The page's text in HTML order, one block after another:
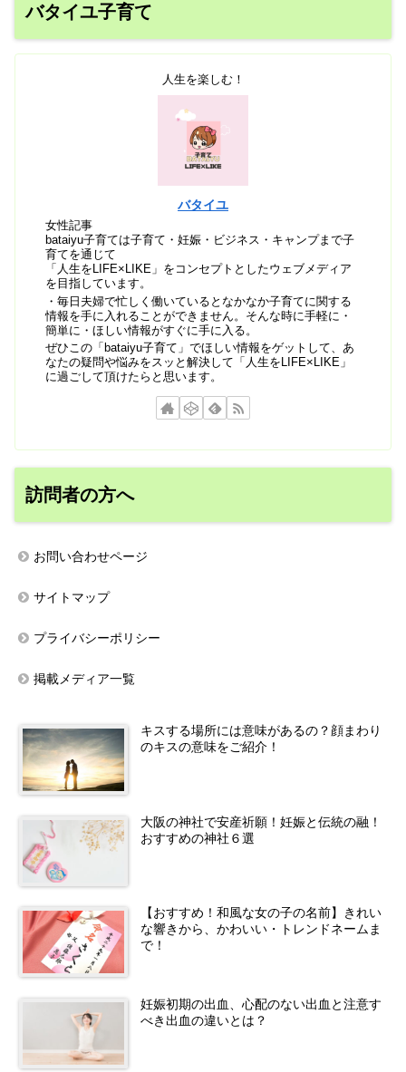
バタイユ子育て
人生を楽しむ！
バタイユ
女性記事
bataiyu子育ては子育て・妊娠・ビジネス・キャンプまで子
育てを通じて
「人生をLIFE×LIKE」をコンセプトとしたウェブメディア
を目指しています。
・毎日夫婦で忙しく働いているとなかなか子育てに関する
情報を手に入れることができません。そんな時に手軽に・
簡単に・ほしい情報がすぐに手に入る。
ぜひこの「bataiyu子育て」でほしい情報をゲットして、あ
なたの疑問や悩みをスッと解決して「人生をLIFE×LIKE」
に過ごして頂けたらと思います。
訪問者の方へ
お問い合わせページ
サイトマップ
プライバシーポリシー
掲載メディア一覧
キスする場所には意味があるの？顔まわり
のキスの意味をご紹介！
大阪の神社で安産祈願！妊娠と伝統の融！
おすすめの神社６選
【おすすめ！和風な女の子の名前】きれい
な響きから、かわいい・トレンドネームま
で！
妊娠初期の出血、心配のない出血と注意す
べき出血の違いとは？